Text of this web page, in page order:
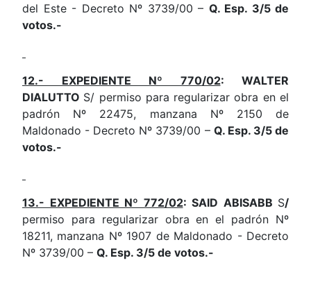
del Este - Decreto Nº 3739/00 – Q. Esp. 3/5 de
votos.-
12.- EXPEDIENTE Nº 770/02: WALTER
DIALUTTO S/ permiso para regularizar obra en el
padrón Nº 22475, manzana Nº 2150 de
Maldonado - Decreto Nº 3739/00 – Q. Esp. 3/5 de
votos.-
13.- EXPEDIENTE Nº 772/02: SAID ABISABB S/
permiso para regularizar obra en el padrón Nº
18211, manzana Nº 1907 de Maldonado - Decreto
Nº 3739/00 – Q. Esp. 3/5 de votos.-